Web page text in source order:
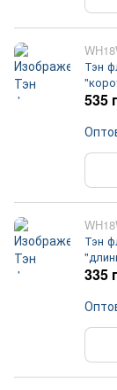
Тэн
535
Тэн
335